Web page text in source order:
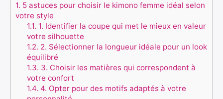
1. 5 astuces pour choisir le kimono femme idéal selon
votre style
1.1. 1. Identifier la coupe qui met le mieux en valeur
votre silhouette
1.2. 2. Sélectionner la longueur idéale pour un look
équilibré
1.3. 3. Choisir les matières qui correspondent à
votre confort
1.4. 4. Opter pour des motifs adaptés à votre